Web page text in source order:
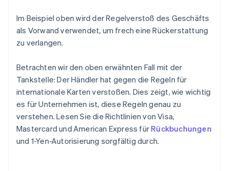
Im Beispiel oben wird der Regelverstoß des Geschäfts
als Vorwand verwendet, um frech eine Rückerstattung
zu verlangen.
Betrachten wir den oben erwähnten Fall mit der
Tankstelle: Der Händler hat gegen die Regeln für
internationale Karten verstoßen. Dies zeigt, wie wichtig
es für Unternehmen ist, diese Regeln genau zu
verstehen. Lesen Sie die Richtlinien von Visa,
Mastercard und American Express für Rückbuchungen
und 1-Yen-Autorisierung sorgfältig durch.